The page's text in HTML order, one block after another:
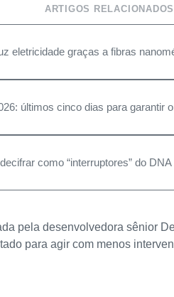
ARTIGOS RELACIONADOS
eletricidade graças a fibras
últimos cinco dias para garantir
como “interruptores” do
pela desenvolvedora sênior
para agir com menos